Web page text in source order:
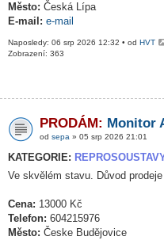
Město: Česká Lípa
E-mail: e-mail
Naposledy: 06 srp 2026 12:32 • od HVT
Zobrazení: 363
PRODÁM: Monitor
od sepa » 05 srp 2026 21:01
KATEGORIE:
Ve skvělém stavu. Důvod
Cena: 13000 Kč
Telefon: 604215976
Město: Česke Budějovice